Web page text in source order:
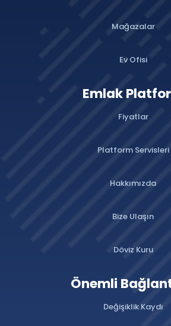
Mağazalar
Ev Ofisi
Emlak
Fiyatlar
Platform Servisleri
Hakkımızda
Bize Ulaşın
Döviz Kuru
Önemli
Değişiklik Kaydı